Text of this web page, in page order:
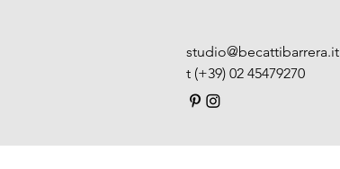
studio@becattibarrera.it
t (+39) 02 45479270